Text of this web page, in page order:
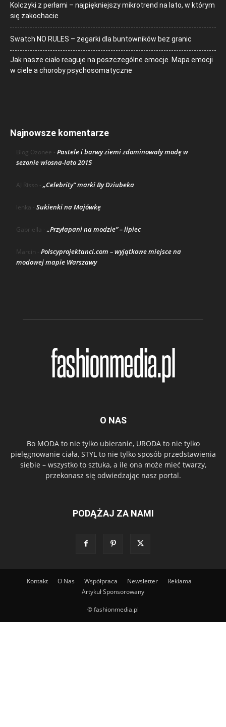
Kolczyki z perłami – najpiękniejszy mikrotrend na lato, w którym
się zakochacie
Swatch NO RULES – zegarki dla buntowników bez granic
Jak nasze ciało reaguje na poszczególne emocje. Mapa emocji
w ciele a choroby psychosomatyczne
Najnowsze komentarze
Blog Ozonee - Pastele i barwy ziemi zdominowały modę w
sezonie wiosna-lato 2015
AJ Risso - „Celebrity” marki By Dziubeka
lenka - Sukienki na Majówkę
Gabriella - „Przyłapani na modzie” – lipiec
Marcin - Polscyprojektanci.com – wyjątkowe miejsce na
modowej mapie Warszawy
O NAS
Bo MODA to nie tylko ubieranie, URODA to nie tylko
pielęgnowanie ciała, STYL to nie tylko sposób przedstawienia
siebie – wszystko to sztuka, a ile ona może mieć twarzy,
przekonasz się odwiedzając nasz portal.
PODĄŻAJ ZA NAMI
Kontakt O Nas Współpraca Newsletter
Reklama
Artykuł Sponsorowany
© fashionmedia.pl